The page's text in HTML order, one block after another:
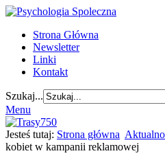
Strona Główna
Newsletter
Linki
Kontakt
Szukaj...
Menu
Jesteś tutaj: Strona główna
kobiet w kampanii reklamowej